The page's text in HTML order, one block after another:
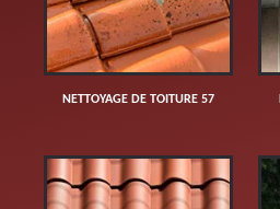
NETTOYAGE DE TOITURE 57